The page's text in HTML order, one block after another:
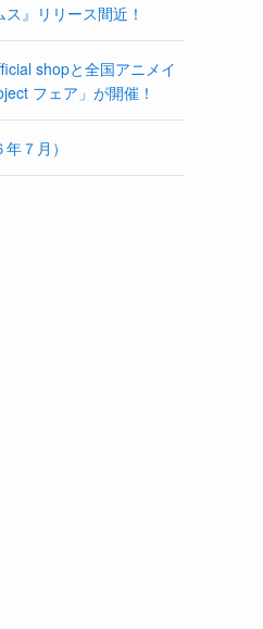
ス』リリース間近！
shopと全国アニメイ
フェア」が開催！
７月）